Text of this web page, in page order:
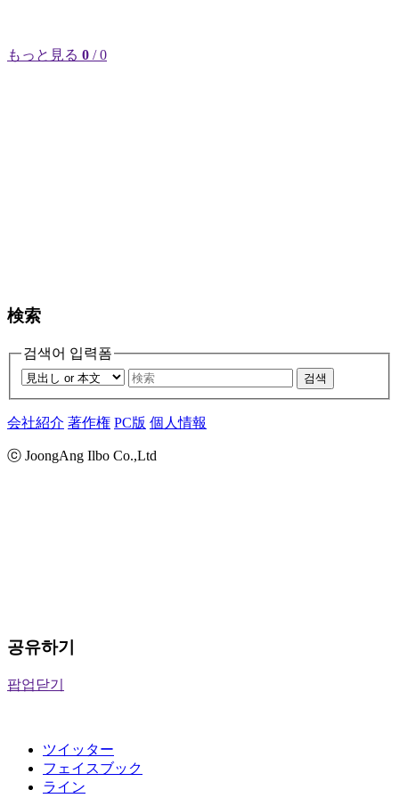
もっと見る 0 / 0
検索
검색어 입력폼
검색
会社紹介 著作権 PC版 個人情報
ⓒ JoongAng Ilbo Co.,Ltd
공유하기
팝업닫기
ツイッター
フェイスブック
ライン